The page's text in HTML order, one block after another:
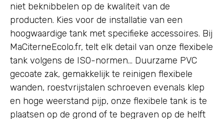
niet beknibbelen op de kwaliteit van de
producten. Kies voor de installatie van een
hoogwaardige tank met specifieke accessoires. Bij
MaCiterneEcolo.fr, telt elk detail van onze flexibele
tank volgens de ISO-normen… Duurzame PVC
gecoate zak, gemakkelijk te reinigen flexibele
wanden, roestvrijstalen schroeven evenals klep
en hoge weerstand pijp, onze flexibele tank is te
plaatsen op de grond of te begraven op de helft